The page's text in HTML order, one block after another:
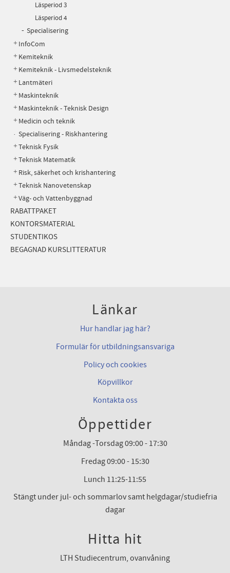
Läsperiod 3
Läsperiod 4
Specialisering
InfoCom
Kemiteknik
Kemiteknik - Livsmedelsteknik
Lantmäteri
Maskinteknik
Maskinteknik - Teknisk Design
Medicin och teknik
Specialisering - Riskhantering
Teknisk Fysik
Teknisk Matematik
Risk, säkerhet och krishantering
Teknisk Nanovetenskap
Väg- och Vattenbyggnad
RABATTPAKET
KONTORSMATERIAL
STUDENTIKOS
BEGAGNAD KURSLITTERATUR
Länkar
Hur handlar jag här?
Formulär för utbildningsansvariga
Policy och cookies
Köpvillkor
Kontakta oss
Öppettider
Måndag -Torsdag 09:00 - 17:30
Fredag 09:00 - 15:30
Lunch 11:25-11:55
Stängt under jul- och sommarlov samt helgdagar/studiefria
dagar
Hitta hit
LTH Studiecentrum, ovanvåning